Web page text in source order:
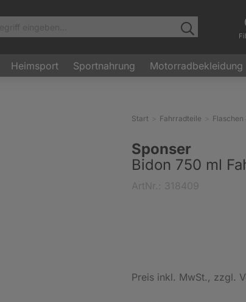
Heimsport Sportnahrung Motorradbekleidung
Start Fahrradteile Flaschen
Sponser
Bidon 750 ml
Preis inkl. MwSt., zzgl.